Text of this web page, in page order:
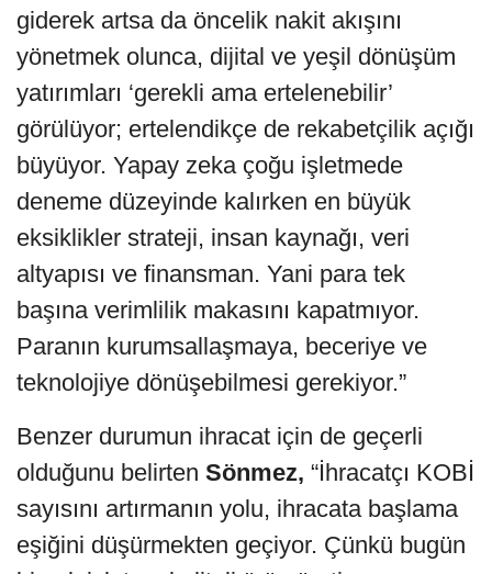
giderek artsa da öncelik nakit akışını
yönetmek olunca, dijital ve yeşil dönüşüm
yatırımları ‘gerekli ama ertelenebilir’
görülüyor; ertelendikçe de rekabetçilik açığı
büyüyor. Yapay zeka çoğu işletmede
deneme düzeyinde kalırken en büyük
eksiklikler strateji, insan kaynağı, veri
altyapısı ve finansman. Yani para tek
başına verimlilik makasını kapatmıyor.
Paranın kurumsallaşmaya, beceriye ve
teknolojiye dönüşebilmesi gerekiyor.”
Benzer durumun ihracat için de geçerli
olduğunu belirten Sönmez, “İhracatçı KOBİ
sayısını artırmanın yolu, ihracata başlama
eşiğini düşürmekten geçiyor. Çünkü bugün